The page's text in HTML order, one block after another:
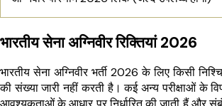
भारतीय सेना अग्निवीर रिक्तियां 2026
भारतीय सेना अग्निवीर भर्ती 2026 के लिए किसी
की संख्या जारी नहीं करती है। कई अन्य परीक्षाओं के